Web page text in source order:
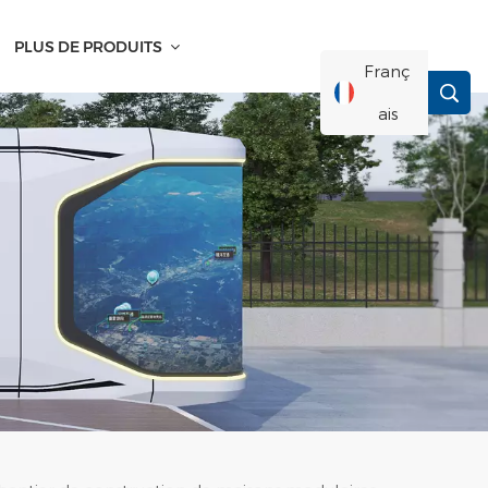
PLUS DE PRODUITS
Franç
Ais
English
Français
Русский